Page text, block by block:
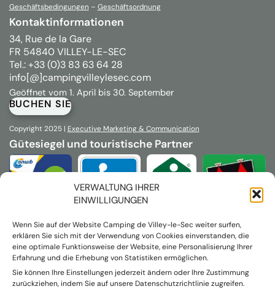
VERWALTUNG IHRER
EINWILLIGUNGEN
Wenn Sie auf der Website Camping de Villey-le-Sec weiter surfen,
erklären Sie sich mit der Verwendung von Cookies einverstanden, die
eine optimale Funktionsweise der Website, eine Personalisierung Ihrer
Erfahrung und die Erhebung von Statistiken ermöglichen.
Sie können Ihre Einstellungen jederzeit ändern oder Ihre Zustimmung
zurückziehen, indem Sie auf unsere Datenschutzrichtlinie zugreifen.
Geschäftsbedingungen – Geschäftsordnung
Kontaktinformationen
34, Rue de la Gare
FR 54840 VILLEY-LE-SEC
Tel.: +33 (0)3 83 63 64 28
info[@]campingvilleylesec.com
Geöffnet vom 1. April bis 30. September
BUCHEN SIE
Copyright 2025 | Executive Marketing & Communication
Gütesiegel und touristische Partner